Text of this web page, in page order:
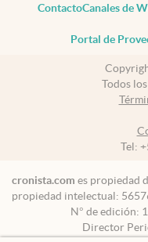
ContactoCanales de
Portal de
Todos
Tel:
cronista.com es propiedad
propiedad intelectual:
N° de edición:
Director